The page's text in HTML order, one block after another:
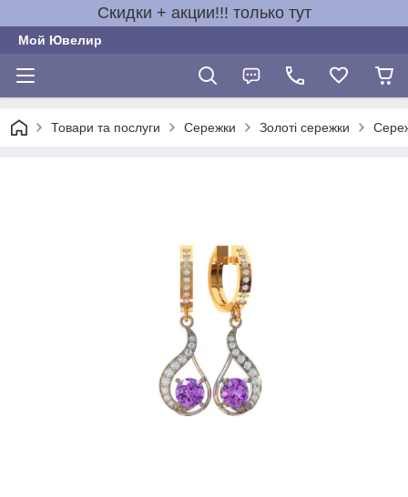
Скидки + акции!!! только тут
Мой Ювелир
Товари та послуги Сережки Золоті сережки